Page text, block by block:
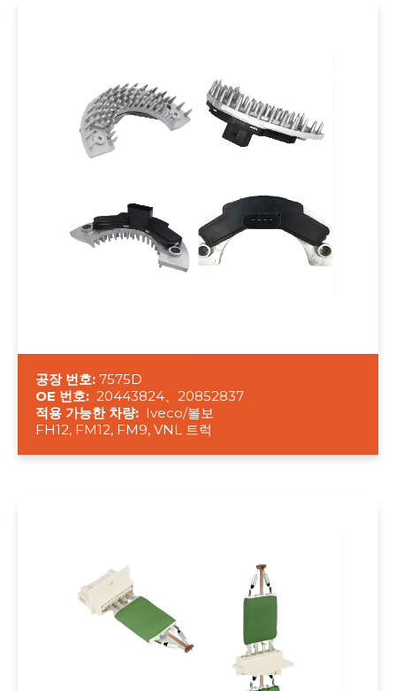
공장 번호: 7575D
OE 번호: 20443824、20852837
적용 가능한 차량: Iveco/볼보
FH12, FM12, FM9, VNL 트럭